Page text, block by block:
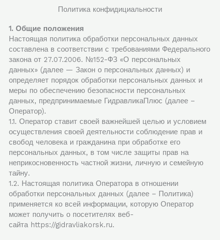
содержимому
Политика конфидициальности
1. Общие положения
Настоящая политика обработки персональных данных
составлена в соответствии с требованиями Федерального
закона от 27.07.2006. №152-ФЗ «О персональных
данных» (далее — Закон о персональных данных) и
определяет порядок обработки персональных данных и
меры по обеспечению безопасности персональных
данных, предпринимаемые ГидравликаПлюс (далее –
Оператор).
1.1. Оператор ставит своей важнейшей целью и условием
осуществления своей деятельности соблюдение прав и
свобод человека и гражданина при обработке его
персональных данных, в том числе защиты прав на
неприкосновенность частной жизни, личную и семейную
тайну.
1.2. Настоящая политика Оператора в отношении
обработки персональных данных (далее – Политика)
применяется ко всей информации, которую Оператор
может получить о посетителях веб-
сайта https://gidravliakorsk.ru.